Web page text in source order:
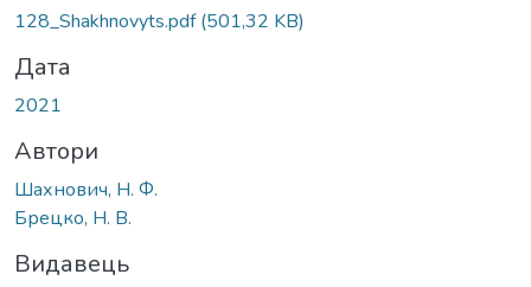
128_Shakhnovyts.pdf(501,32 KB)
Дата
2021
Автори
Шахнович, Н. Ф.
Брецко, Н. В.
Видавець